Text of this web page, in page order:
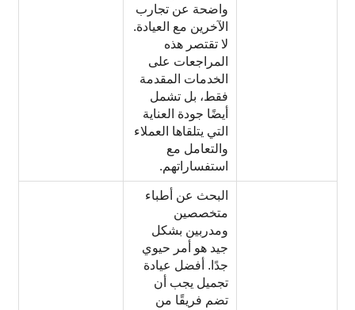
واضحة عن تجارب
الآخرين مع العيادة.
لا تقتصر هذه
المراجعات على
الخدمات المقدمة
فقط، بل تشمل
أيضًا جودة العناية
التي يتلقاها العملاء
والتعامل مع
استفساراتهم.
البحث عن أطباء
متخصصين
ومدربين بشكل
جيد هو أمر حيوي
جدًا. أفضل عيادة
تجميل يجب أن
تضم فريقًا من